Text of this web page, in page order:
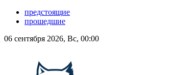
предстоящие
прошедшие
06 сентября 2026, Вс, 00:00